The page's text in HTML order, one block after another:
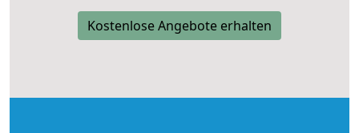
Kostenlose Angebote erhalten